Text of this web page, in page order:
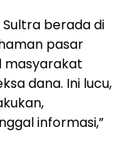
Sultra berada di
pasar
masyarakat
dana. Ini lucu,
informasi,”